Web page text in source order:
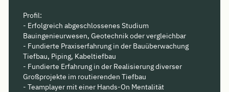
Profil:
- Erfolgreich abgeschlossenes Studium
Bauingenieurwesen, Geotechnik oder vergleichbar
- Fundierte Praxiserfahrung in der Bauüberwachung
Tiefbau, Piping, Kabeltiefbau
- Fundierte Erfahrung in der Realisierung diverser
Großprojekte im routierenden Tiefbau
- Teamplayer mit einer Hands-On Mentalität